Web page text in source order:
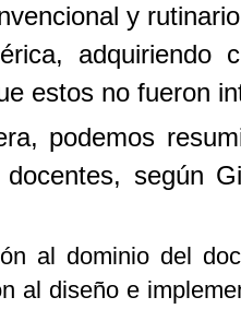
y
adquiriendo
estos no fueron
podemos
docentes, según
al dominio del
al diseño e